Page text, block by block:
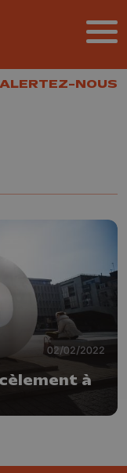
NOUS
ALERTEZ-NOUS
02/02/2022
à